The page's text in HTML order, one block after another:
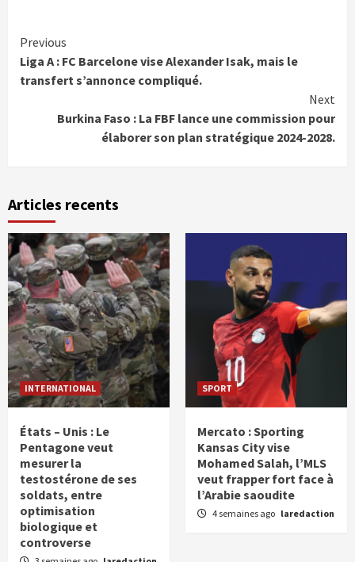
Continue
Reading
Previous
Liga A : FC Barcelone vise Alexander Isak, mais le
transfert s’annonce compliqué.
Next
Burkina Faso : La FBF lance une commission pour
élaborer son plan stratégique 2024-2028.
Articles recents
INTERNATIONAL
États – Unis : Le
Pentagone veut
mesurer la
testostérone de ses
soldats, entre
optimisation
biologique et
controverse
SPORT
Mercato : Sporting
Kansas City vise
Mohamed Salah, l’MLS
veut frapper fort face à
l’Arabie saoudite
4 semaines ago laredaction